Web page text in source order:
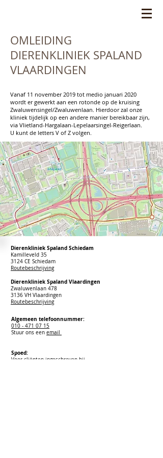
OMLEIDING
DIERENKLINIEK SPALAND
VLAARDINGEN
Vanaf 11 november 2019 tot medio januari 2020
wordt er gewerkt aan een rotonde op de kruising
Zwaluwensingel/Zwaluwenlaan. Hierdoor zal onze
kliniek tijdelijk op een andere manier bereikbaar zijn,
via Vlietland-Hargalaan-Lepelaarsingel-Reigerlaan.
U kunt de letters V of Z volgen.
Dierenkliniek Spaland Schiedam
Kamilleveld 35
3124 CE Schiedam
Routebeschrijving
Dierenkliniek Spaland Vlaardingen
Zwaluwenlaan 478
3136 VH Vlaardingen
Routebeschrijving
Algemeen telefoonnummer:
010 - 471 07 15
Stuur ons een email
Spoed:
Voor cliënten ingeschreven bij